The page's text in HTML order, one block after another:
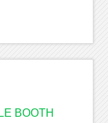
BOOTH